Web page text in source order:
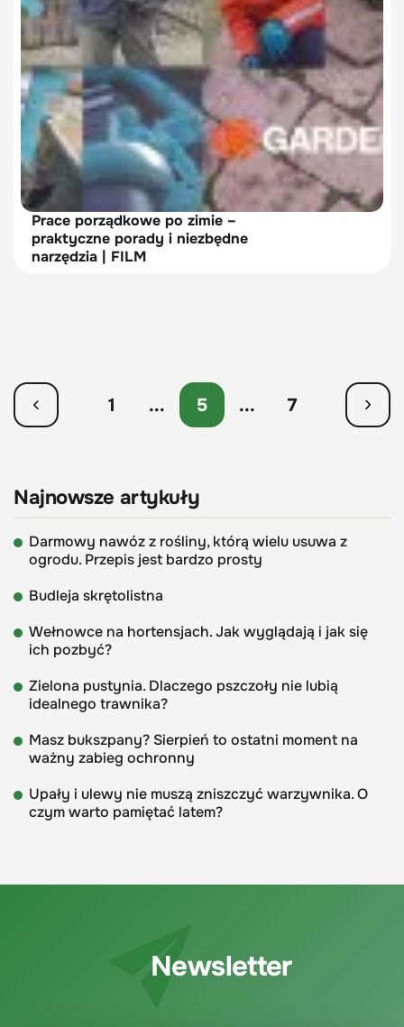
Prace porządkowe po zimie –
praktyczne porady i niezbędne
narzędzia | FILM
1 ... 5 ... 7
Najnowsze artykuły
Darmowy nawóz z rośliny, którą wielu usuwa z
ogrodu. Przepis jest bardzo prosty
Budleja skrętolistna
Wełnowce na hortensjach. Jak wyglądają i jak się
ich pozbyć?
Zielona pustynia. Dlaczego pszczoły nie lubią
idealnego trawnika?
Masz bukszpany? Sierpień to ostatni moment na
ważny zabieg ochronny
Upały i ulewy nie muszą zniszczyć warzywnika. O
czym warto pamiętać latem?
Newsletter